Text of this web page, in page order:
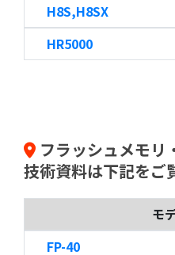
H8S,H8SX
HR5000
フラッシュメモリ
技術資料は下記をご
モ
FP-40